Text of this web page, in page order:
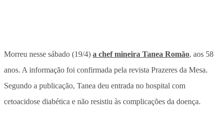
Morreu nesse sábado (19/4) a chef mineira Tanea Romão, aos 58
anos. A informação foi confirmada pela revista Prazeres da Mesa.
Segundo a publicação, Tanea deu entrada no hospital com
cetoacidose diabética e não resistiu às complicações da doença.